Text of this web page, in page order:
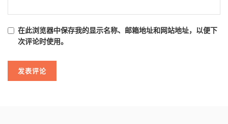
在此浏览器中保存我的显示名称、邮箱地址和网站地址，以便下
次评论时使用。